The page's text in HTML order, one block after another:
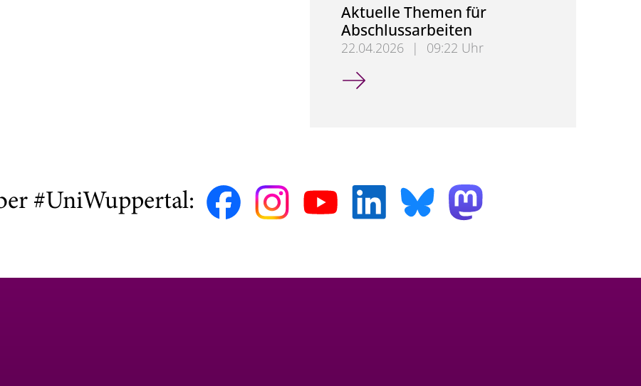
Aktuelle Themen für
Abschlussarbeiten
22.04.2026 |
09:22 Uhr
Aktuelle Themen für Abschlussarbeiten
#UniWuppertal: